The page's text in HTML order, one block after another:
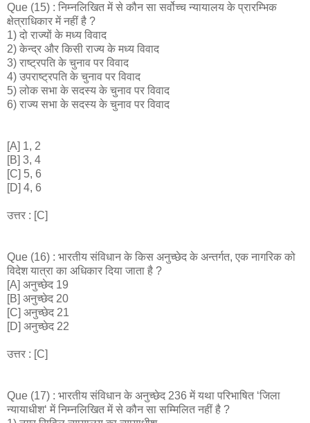
Que (15) : निम्नलिखित में से कौन सा सर्वोच्च न्यायालय के प्रारम्भिक
क्षेत्राधिकार में नहीं है ?
1) दो राज्यों के मध्य विवाद
2) केन्द्र और किसी राज्य के मध्य विवाद
3) राष्ट्रपति के चुनाव पर विवाद
4) उपराष्ट्रपति के चुनाव पर विवाद
5) लोक सभा के सदस्य के चुनाव पर विवाद
6) राज्य सभा के सदस्य के चुनाव पर विवाद
[A] 1, 2
[B] 3, 4
[C] 5, 6
[D] 4, 6
उत्तर : [C]
Que (16) : भारतीय संविधान के किस अनुच्छेद के अन्तर्गत, एक नागरिक को
विदेश यात्रा का अधिकार दिया जाता है ?
[A] अनुच्छेद 19
[B] अनुच्छेद 20
[C] अनुच्छेद 21
[D] अनुच्छेद 22
उत्तर : [C]
Que (17) : भारतीय संविधान के अनुच्छेद 236 में यथा परिभाषित ‘जिला
न्यायाधीश‘ में निम्नलिखित में से कौन सा सम्मिलित नहीं है ?